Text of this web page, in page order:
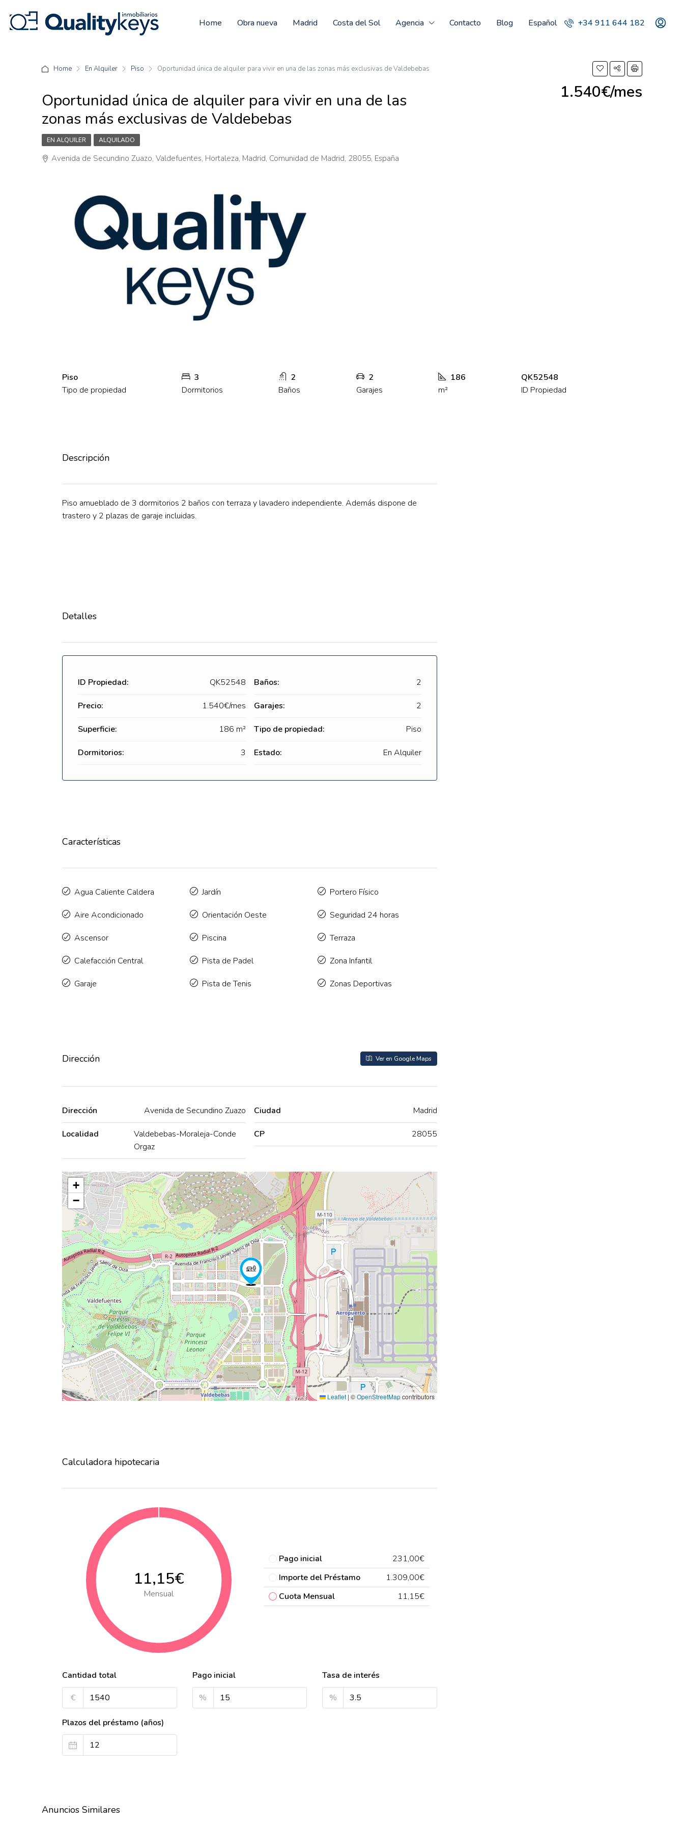
Home Obra nueva Madrid Costa del Sol Agencia Contacto Blog Español +34 911 644 182
Home En Alquiler Piso Oportunidad única de alquiler para vivir en una de las zonas más exclusivas de Valdebebas
Oportunidad única de alquiler para vivir en una de las
zonas más exclusivas de Valdebebas
1.540€/mes
EN ALQUILER ALQUILADO
Avenida de Secundino Zuazo, Valdefuentes, Hortaleza, Madrid, Comunidad de Madrid, 28055, España
Piso
Tipo de propiedad
3
Dormitorios
2
Baños
2
Garajes
186
m²
QK52548
ID Propiedad
Descripción
Piso amueblado de 3 dormitorios 2 baños con terraza y lavadero independiente. Además dispone de
trastero y 2 plazas de garaje incluidas.
Detalles
ID Propiedad: QK52548
Precio: 1.540€/mes
Superficie: 186 m²
Dormitorios: 3
Baños: 2
Garajes: 2
Tipo de propiedad: Piso
Estado: En Alquiler
Características
Agua Caliente Caldera
Aire Acondicionado
Ascensor
Calefacción Central
Garaje
Jardín
Orientación Oeste
Piscina
Pista de Padel
Pista de Tenis
Portero Físico
Seguridad 24 horas
Terraza
Zona Infantil
Zonas Deportivas
Dirección Ver en Google Maps
Dirección Avenida de Secundino Zuazo
Localidad
Valdebebas-Moraleja-Conde
Orgaz
Ciudad Madrid
CP 28055
+
−
Leaflet | ©OpenStreetMapcontributors
Calculadora hipotecaria
11,15€
Mensual
Pago inicial
231,00€
Importe del Préstamo
1.309,00€
Cuota Mensual
11,15€
Cantidad total
€
Pago inicial
%
Tasa de interés
%
Plazos del préstamo (años)
Anuncios Similares